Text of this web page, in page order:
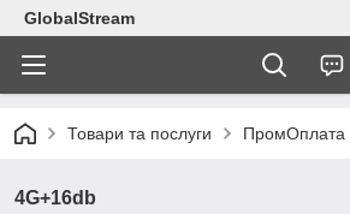
GlobalStream
Товари та послуги ПромОплата
4G+16db